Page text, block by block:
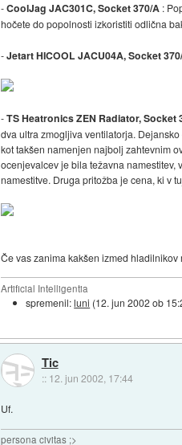
-CoolJag JAC301C, Socket 370/A :
hočete do popolnosti izkoristiti odlična
-Jetart HICOOL JACU04A, Socket
-TS Heatronics ZEN Radiator, Socket
dva ultra zmogljiva ventilatorja.
kot takšen namenjen najbolj zahtevnim
ocenjevalcev je bila težavna
namestitve. Druga pritožba je cena, ki v
Če vas zanima kakšen izmed
Artificial Intelligentia
spremenil:luni (12. jun 2002 ob
Tic
:: 12. jun 2002, 17:44
Uf.
persona civitas ;>